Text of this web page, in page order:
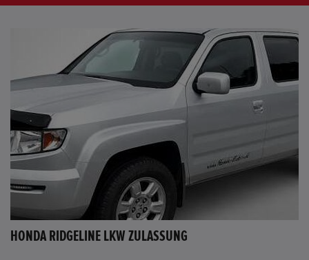
HONDA RIDGELINE LKW ZULASSUNG